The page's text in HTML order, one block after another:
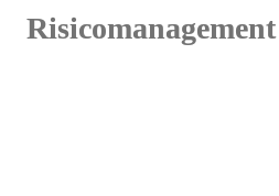
Risicomanagement